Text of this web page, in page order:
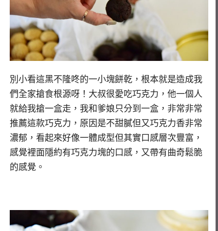
別小看這黑不隆咚的一小塊餅乾，根本就是造成我
們全家搶食根源呀！大叔很愛吃巧克力，他一個人
就給我搶一盒走，我和爹娘只分到一盒，非常非常
推薦這款巧克力，原因是不甜膩但又巧克力香非常
濃郁，看起來好像一體成型但其實口感層次豐富，
感覺裡面隱約有巧克力塊的口感，又帶有曲奇鬆脆
的感覺。